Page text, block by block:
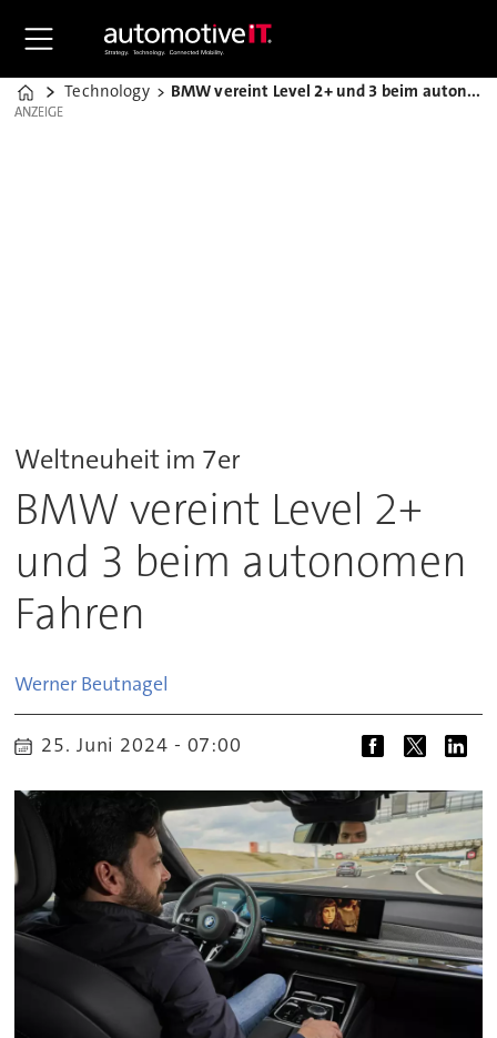
Home
Technology BMW vereint Level 2+ und 3 beim autonomen Fahren
ANZEIGE
ANZEIGE
Weltneuheit im 7er
BMW vereint Level 2+
und 3 beim autonomen
Fahren
Werner Beutnagel
25. Juni 2024 - 07:00